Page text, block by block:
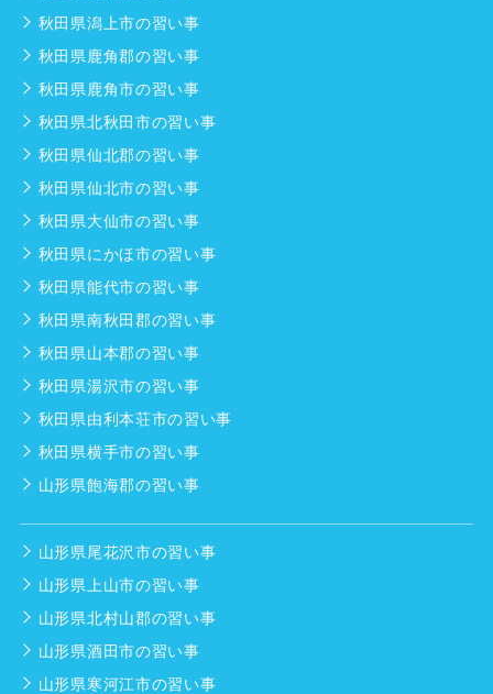
秋田県潟上市の習い事
秋田県鹿角郡の習い事
秋田県鹿角市の習い事
秋田県北秋田市の習い事
秋田県仙北郡の習い事
秋田県仙北市の習い事
秋田県大仙市の習い事
秋田県にかほ市の習い事
秋田県能代市の習い事
秋田県南秋田郡の習い事
秋田県山本郡の習い事
秋田県湯沢市の習い事
秋田県由利本荘市の習い事
秋田県横手市の習い事
山形県飽海郡の習い事
山形県尾花沢市の習い事
山形県上山市の習い事
山形県北村山郡の習い事
山形県酒田市の習い事
山形県寒河江市の習い事